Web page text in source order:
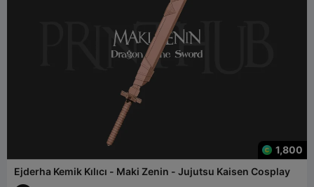
1,800
Ejderha Kemik Kılıcı - Maki Zenin - Jujutsu Kaisen Cosplay